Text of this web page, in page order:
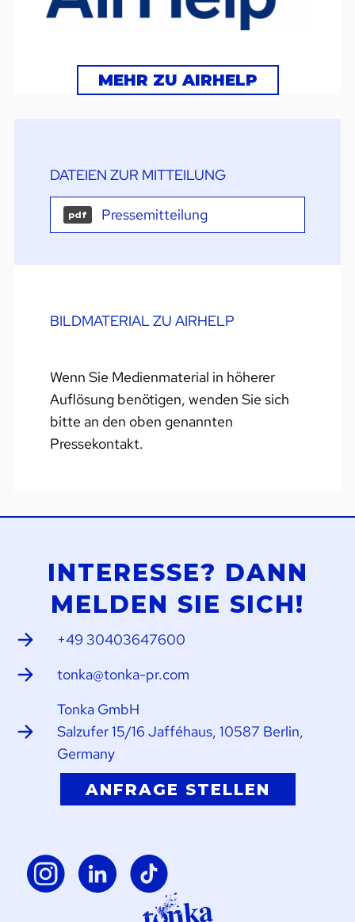
MEHR ZU AIRHELP
DATEIEN ZUR MITTEILUNG
pdf Pressemitteilung
BILDMATERIAL ZU AIRHELP
Wenn Sie Medienmaterial in höherer
Auflösung benötigen, wenden Sie sich
bitte an den oben genannten
Pressekontakt.
INTERESSE? DANN
MELDEN SIE SICH!
+49 30403647600
tonka@tonka-pr.com
Tonka GmbH
Salzufer 15/16 Jafféhaus, 10587 Berlin,
Germany
ANFRAGE STELLEN